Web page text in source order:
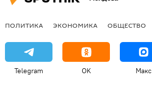
ПОЛИТИКА ЭКОНОМИКА ОБЩЕСТВО
Telegram OK Макс